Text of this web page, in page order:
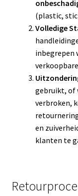
(plastic,
Volledige
inbegrepen
gebruikt, of
verbroken,
en
klanten te